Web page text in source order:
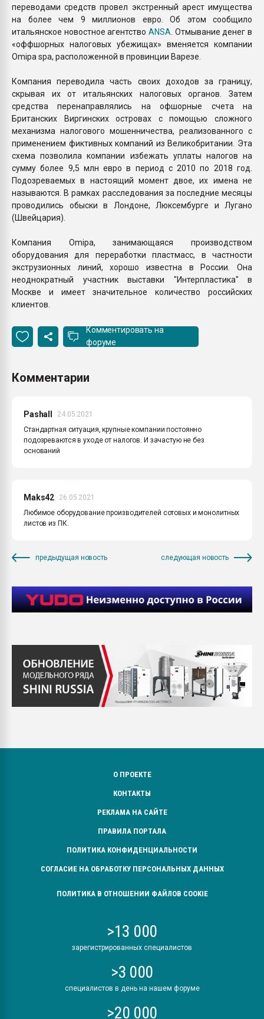
переводами средств провел экстренный арест имущества
на более чем 9 миллионов евро. Об этом сообщило
итальянское новостное агентство ANSA . Отмывание денег в
«оффшорных налоговых убежищах» вменяется компании
Omipa spa, расположенной в провинции Варезе.
Компания переводила часть своих доходов за границу,
скрывая их от итальянских налоговых органов. Затем
средства перенаправлялись на офшорные счета на
Британских Виргинских островах с помощью сложного
механизма налогового мошенничества, реализованного с
применением фиктивных компаний из Великобритании. Эта
схема позволила компании избежать уплаты налогов на
сумму более 9,5 млн евро в период с 2010 по 2018 год.
Подозреваемых в настоящий момент двое, их имена не
называются. В рамках расследования за последние месяцы
проводились обыски в Лондоне, Люксембурге и Лугано
(Швейцария).
Компания Omipa, занимающаяся производством
оборудования для переработки пластмасс, в частности
экструзионных линий, хорошо известна в России. Она
неоднократный участник выставки "Интерпластика" в
Москве и имеет значительное количество российских
клиентов.
Комментировать на
форуме
Комментарии
PashaIl
24.05.2021
Стандартная ситуация, крупные компании постоянно
подозреваются в уходе от налогов. И зачастую не без
оснований
Maks42
26.05.2021
Любимое оборудование производителей сотовых и монолитных
листов из ПК.
предыдущая новость следующая новость
О ПРОЕКТЕ
КОНТАКТЫ
РЕКЛАМА НА САЙТЕ
ПРАВИЛА ПОРТАЛА
ПОЛИТИКА КОНФИДЕНЦИАЛЬНОСТИ
СОГЛАСИЕ НА ОБРАБОТКУ ПЕРСОНАЛЬНЫХ ДАННЫХ
ПОЛИТИКА В ОТНОШЕНИИ ФАЙЛОВ COOKIE
>13 000
зарегистрированных специалистов
>3 000
специалистов в день на нашем форуме
>20 000